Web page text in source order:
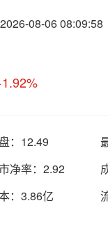
2026-08-06 08:09:58
： 12.49
净率： 2.92
： 3.86亿